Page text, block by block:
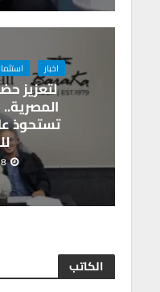
اخبار استثمار
لتعزيز
الكاتب